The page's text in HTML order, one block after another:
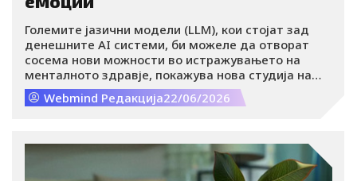
Големите јазични модели (LLM), кои стојат зад
денешните AI системи, би можеле да отворат
сосема нови можности во истражувањето на
менталното здравје, покажува нова студија на
Техничкиот универзитет во Дрезден, Германија.
Webmind Редакција22/06/2026